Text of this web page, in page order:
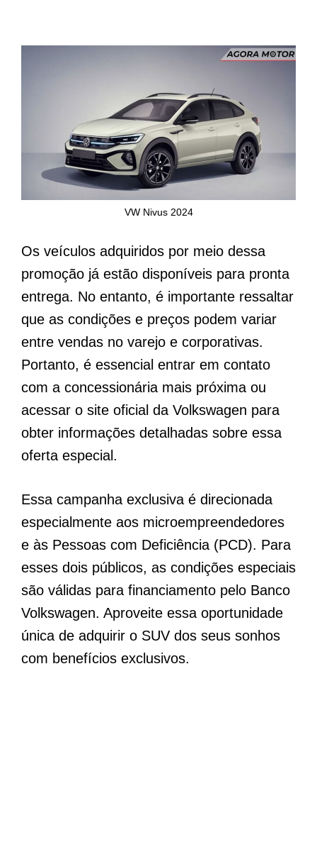
VW Nivus 2024
Os veículos adquiridos por meio dessa
promoção já estão disponíveis para pronta
entrega. No entanto, é importante ressaltar
que as condições e preços podem variar
entre vendas no varejo e corporativas.
Portanto, é essencial entrar em contato
com a concessionária mais próxima ou
acessar o site oficial da Volkswagen para
obter informações detalhadas sobre essa
oferta especial.
Essa campanha exclusiva é direcionada
especialmente aos microempreendedores
e às Pessoas com Deficiência (PCD). Para
esses dois públicos, as condições especiais
são válidas para financiamento pelo Banco
Volkswagen. Aproveite essa oportunidade
única de adquirir o SUV dos seus sonhos
com benefícios exclusivos.